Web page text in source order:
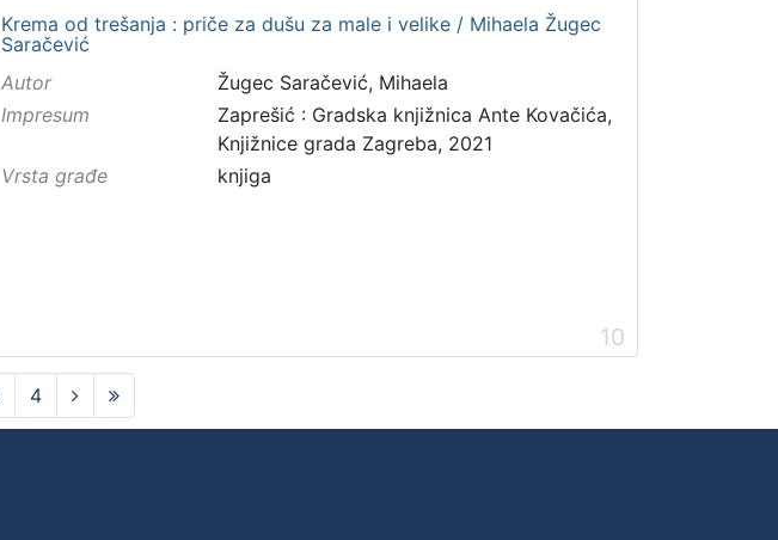
Krema od trešanja : priče za dušu za male i velike / Mihaela Žugec
Saračević
Autor
Žugec Saračević, Mihaela
Impresum
Zaprešić : Gradska knjižnica Ante Kovačića,
Knjižnice grada Zagreba, 2021
Vrsta građe
knjiga
10
4